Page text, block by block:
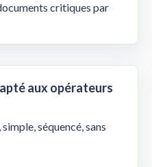
critiques par
aux opérateurs
séquencé, sans